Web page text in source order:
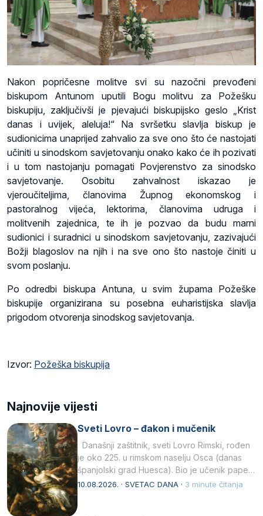
Nakon popričesne molitve svi su nazočni prevođeni
biskupom Antunom uputili Bogu molitvu za Požešku
biskupiju, zaključivši je pjevajući biskupijsko geslo „Krist
danas i uvijek, aleluja!“ Na svršetku slavlja biskup je
sudionicima unaprijed zahvalio za sve ono što će nastojati
učiniti u sinodskom savjetovanju onako kako će ih pozivati
i u tom nastojanju pomagati Povjerenstvo za sinodsko
savjetovanje. Osobitu zahvalnost iskazao je
vjeroučiteljima, članovima Župnog ekonomskog i
pastoralnog vijeća, lektorima, članovima udruga i
molitvenih zajednica, te ih je pozvao da budu marni
sudionici i suradnici u sinodskom savjetovanju, zazivajući
Božji blagoslov na njih i na sve ono što nastoje činiti u
svom poslanju.
Po odredbi biskupa Antuna, u svim župama Požeške
biskupije organizirana su posebna euharistijska slavlja
prigodom otvorenja sinodskog savjetovanja.
Izvor: Požeška biskupija
Najnovije vijesti
Sveti Lovro – đakon i mučenik
Današnji zaštitnik, sveti Lovro Rimski, rođen
je oko 225. u rimskom naselju Osca (danas
španjolski grad Huesca). Bio je učenik pape…
10.08.2026. · SVETAC DANA · 3 minute čitanja